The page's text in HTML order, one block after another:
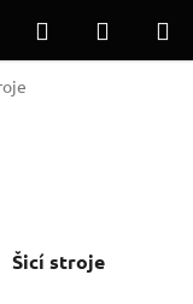
Hledat
KOŠÍK
Šicí stroje